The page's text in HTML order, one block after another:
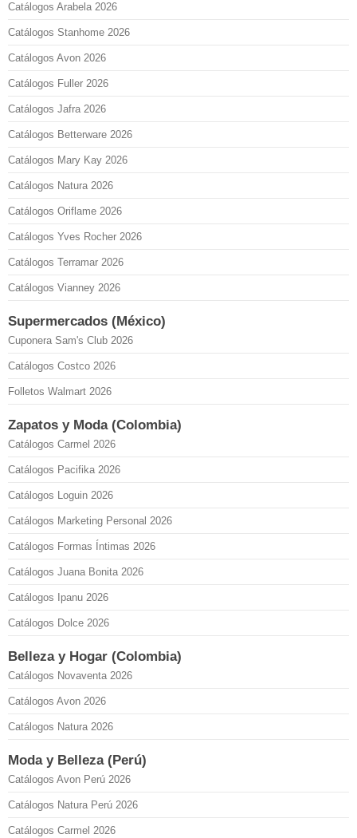
Catálogos Arabela 2026
Catálogos Stanhome 2026
Catálogos Avon 2026
Catálogos Fuller 2026
Catálogos Jafra 2026
Catálogos Betterware 2026
Catálogos Mary Kay 2026
Catálogos Natura 2026
Catálogos Oriflame 2026
Catálogos Yves Rocher 2026
Catálogos Terramar 2026
Catálogos Vianney 2026
Supermercados (México)
Cuponera Sam's Club 2026
Catálogos Costco 2026
Folletos Walmart 2026
Zapatos y Moda (Colombia)
Catálogos Carmel 2026
Catálogos Pacifika 2026
Catálogos Loguin 2026
Catálogos Marketing Personal 2026
Catálogos Formas Íntimas 2026
Catálogos Juana Bonita 2026
Catálogos Ipanu 2026
Catálogos Dolce 2026
Belleza y Hogar (Colombia)
Catálogos Novaventa 2026
Catálogos Avon 2026
Catálogos Natura 2026
Moda y Belleza (Perú)
Catálogos Avon Perú 2026
Catálogos Natura Perú 2026
Catálogos Carmel 2026